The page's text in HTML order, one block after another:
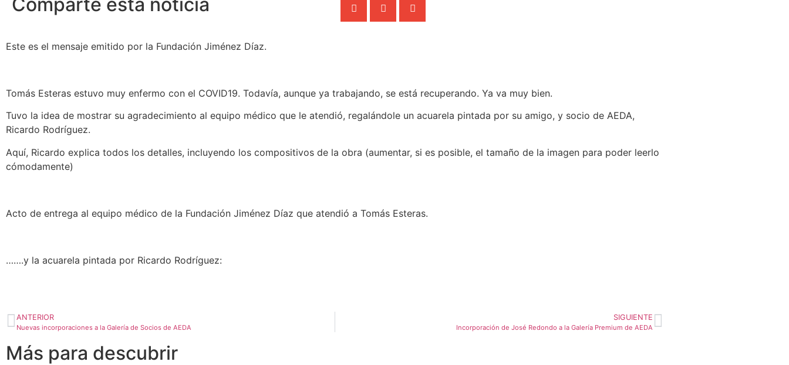
Este es el mensaje emitido por la Fundación Jiménez Díaz.
Tomás Esteras estuvo muy enfermo con el COVID19. Todavía, aunque ya trabajando, se está recuperando. Ya va muy bien.
Tuvo la idea de mostrar su agradecimiento al equipo médico que le atendió, regalándole un acuarela pintada por su amigo, y socio de AEDA,
Ricardo Rodríguez.
Aquí, Ricardo explica todos los detalles, incluyendo los compositivos de la obra (aumentar, si es posible, el tamaño de la imagen para poder leerlo
cómodamente)
Acto de entrega al equipo médico de la Fundación Jiménez Díaz que atendió a Tomás Esteras.
…….y la acuarela pintada por Ricardo Rodríguez:
ANTERIOR
Nuevas incorporaciones a la Galería de Socios de AEDA
SIGUIENTE
Incorporación de José Redondo a la Galería Premium de AEDA
Más para descubrir